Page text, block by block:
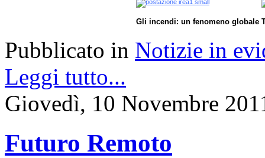
Gli incendi: un fenomeno globale
Pubblicato in Notizie in
Leggi tutto...
Giovedì, 10 Novembre
Futuro Remoto